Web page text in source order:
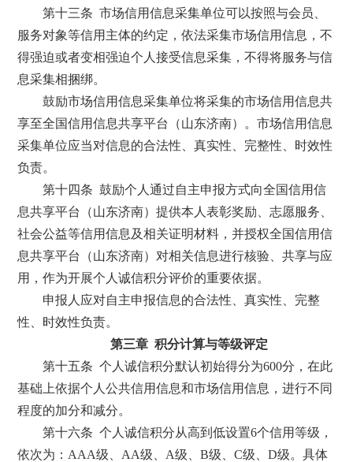
第十三条 市场信用信息采集单位可以按照与会员、
服务对象等信用主体的约定，依法采集市场信用信息，不
得强迫或者变相强迫个人接受信息采集，不得将服务与信
息采集相捆绑。
鼓励市场信用信息采集单位将采集的市场信用信息共
享至全国信用信息共享平台（山东济南）。市场信用信息
采集单位应当对信息的合法性、真实性、完整性、时效性
负责。
第十四条 鼓励个人通过自主申报方式向全国信用信
息共享平台（山东济南）提供本人表彰奖励、志愿服务、
社会公益等信用信息及相关证明材料，并授权全国信用信
息共享平台（山东济南）对相关信息进行核验、共享与应
用，作为开展个人诚信积分评价的重要依据。
申报人应对自主申报信息的合法性、真实性、完整
性、时效性负责。
第三章 积分计算与等级评定
第十五条 个人诚信积分默认初始得分为600分，在此
基础上依据个人公共信用信息和市场信用信息，进行不同
程度的加分和减分。
第十六条 个人诚信积分从高到低设置6个信用等级，
依次为：AAA级、AA级、A级、B级、C级、D级。具体